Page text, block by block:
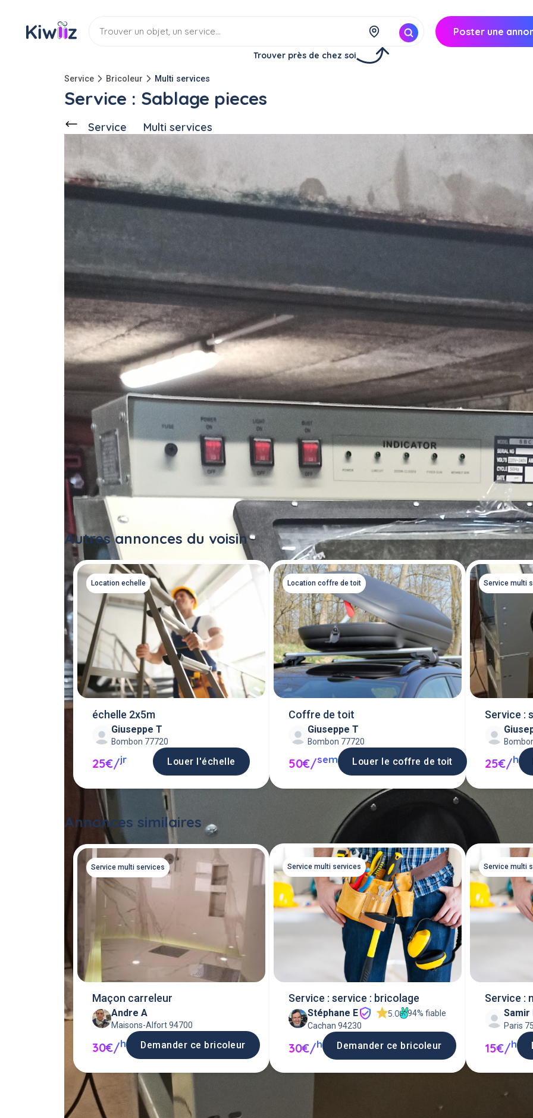
Trouver près de chez soi
Poster une
Service Bricoleur Multi services
Service : Sablage pieces
Service Multi services
Discuter
Ce voisinpropose ce serviceàBombon (77720)
heure
Giuseppe T.
Description de l'annonce
Prix variable en fonction de la surface a sabler.
Pas de sablage cadre moto ni vélo
#multi services
Autres annonces du voisin
Location echelle
échelle 2x5m
Giuseppe T
Bombon 77720
25€/jr Louer l'échelle
Location coffre de toit
Coffre de toit
Giuseppe T
Bombon 77720
50€/sem Louer le coffre de toit
Service multi
Service :
25€/h
Annonces similaires
Service multi services
Maçon carreleur
Andre A
Maisons-Alfort 94700
30€/h Demander ce bricoleur
Service multi services
Service : service : bricolage
Stéphane E 5.0
94% fiable
Cachan 94230
30€/h Demander ce bricoleur
Service multi
Service :
Samir
Paris
15€/h